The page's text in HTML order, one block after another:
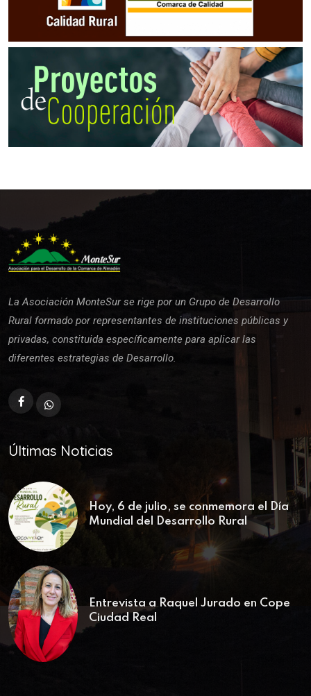
La Asociación MonteSur se rige por un Grupo de Desarrollo
Rural formado por representantes de instituciones públicas y
privadas, constituida específicamente para aplicar las
diferentes estrategias de Desarrollo.
Últimas Noticias
Hoy, 6 de julio, se conmemora el Día
Mundial del Desarrollo Rural
Entrevista a Raquel Jurado en Cope
Ciudad Real